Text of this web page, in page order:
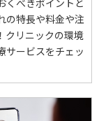
くべきポイントと
の特長や料金や注
クリニックの環境
サービスをチェッ